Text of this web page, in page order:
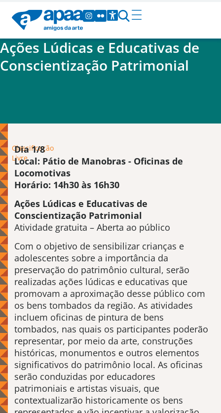
Ações Lúdicas e Educativas de
Conscientização Patrimonial
Classificação
Livre
Dia 1/8
Local: Pátio de Manobras - Oficinas de
Locomotivas
Horário: 14h30 às 16h30
Ações Lúdicas e Educativas de
Conscientização Patrimonial
Atividade gratuita – Aberta ao público
Com o objetivo de sensibilizar crianças e
adolescentes sobre a importância da
preservação do patrimônio cultural, serão
realizadas ações lúdicas e educativas que
promovam a aproximação desse público com
os bens tombados da região. As atividades
incluem oficinas de pintura de bens
tombados, nas quais os participantes poderão
representar, por meio da arte, construções
históricas, monumentos e outros elementos
significativos do patrimônio local. As oficinas
serão conduzidas por educadores
patrimoniais e artistas visuais, que
contextualizarão historicamente os bens